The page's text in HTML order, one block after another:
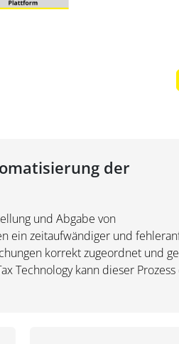
der
und Abgabe von
ein zeitaufwändiger und
korrekt zugeordnet und
Technology kann dieser